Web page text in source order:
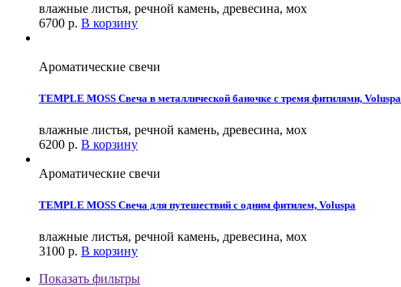
влажные листья, речной камень, древесина, мох
6700 р. В корзину
Ароматические свечи
TEMPLE MOSS Свеча в металлической баночке с тремя фитилями, Voluspa
влажные листья, речной камень, древесина, мох
6200 р. В корзину
Ароматические свечи
TEMPLE MOSS Свеча для путешествий с одним фитилем, Voluspa
влажные листья, речной камень, древесина, мох
3100 р. В корзину
Показать фильтры